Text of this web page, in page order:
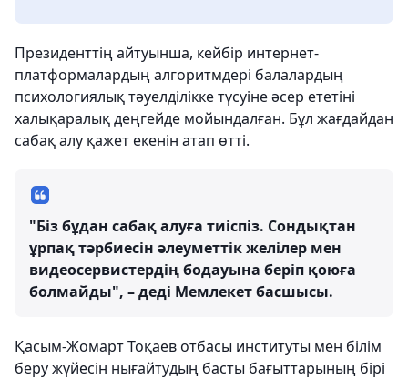
Президенттің айтуынша, кейбір интернет-
платформалардың алгоритмдері балалардың
психологиялық тәуелділікке түсуіне әсер ететіні
халықаралық деңгейде мойындалған. Бұл жағдайдан
сабақ алу қажет екенін атап өтті.
"Біз бұдан сабақ алуға тиіспіз. Сондықтан
ұрпақ тәрбиесін әлеуметтік желілер мен
видеосервистердің бодауына беріп қоюға
болмайды", – деді Мемлекет басшысы.
Қасым-Жомарт Тоқаев отбасы институты мен білім
беру жүйесін нығайтудың басты бағыттарының бірі